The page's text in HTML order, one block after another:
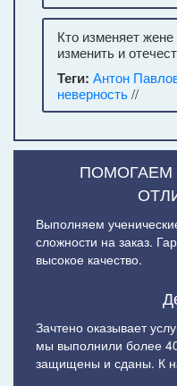
Кто изменяет
изменить и
Теги: Антон
неверность//
ПОМОГАЕМ
Выполняем
сложности на заказ.
высокое качество.
Зачтено оказывает
мы выполнили более
защищены и сданы. К